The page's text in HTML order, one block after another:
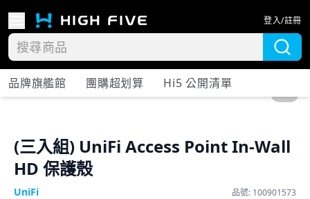
登入/註冊
品牌旗艦館 團購超划算 Hi5 公開清單
(三入組) UniFi Access Point In-Wall
HD 保護殼
UniFi 品號: 100901573